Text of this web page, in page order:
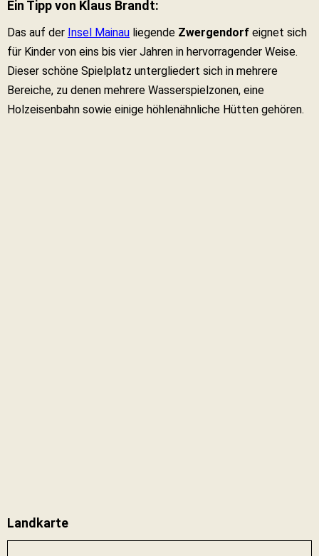
Ein Tipp von Klaus Brandt:
Das auf der Insel Mainau liegende Zwergendorf eignet sich
für Kinder von eins bis vier Jahren in hervorragender Weise.
Dieser schöne Spielplatz untergliedert sich in mehrere
Bereiche, zu denen mehrere Wasserspielzonen, eine
Holzeisenbahn sowie einige höhlenähnliche Hütten gehören.
Landkarte